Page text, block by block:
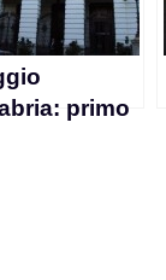
primo